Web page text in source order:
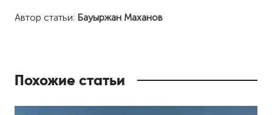
Автор статьи: Бауыржан Маханов
Похожие статьи